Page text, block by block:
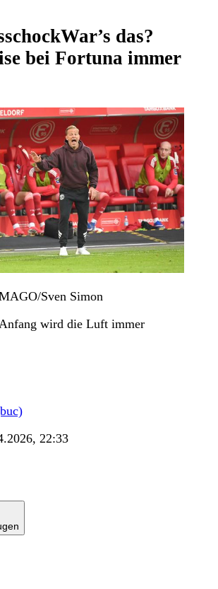
War’s das?
bei Fortuna immer
Sven Simon
wird die Luft immer
22:33